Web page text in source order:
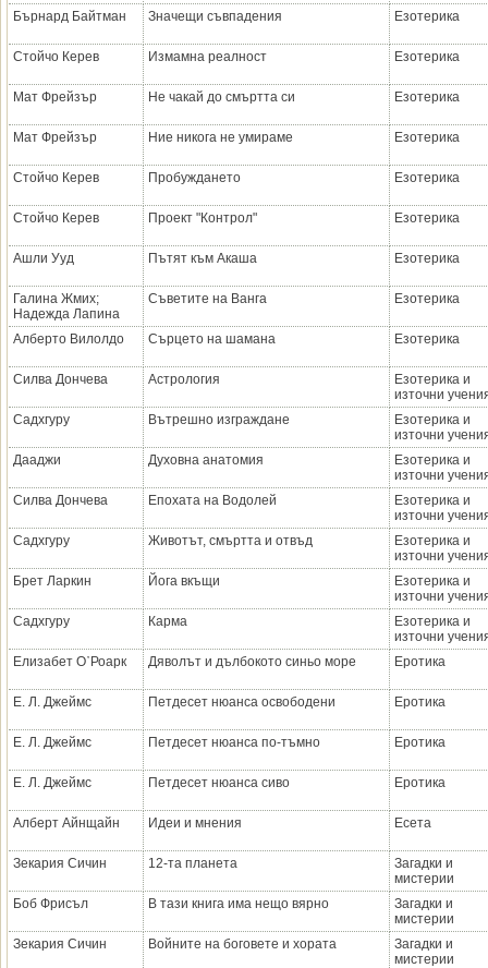
Бърнард Байтман Значещи съвпадения Езотерика
Стойчо Керев Измамна реалност Езотерика
Мат Фрейзър Не чакай до смъртта си Езотерика
Мат Фрейзър Ние никога не умираме Езотерика
Стойчо Керев Пробуждането Езотерика
Стойчо Керев Проект "Контрол" Езотерика
Ашли Ууд Пътят към Акаша Езотерика
Галина Жмих;
Надежда Лапина
Съветите на Ванга Езотерика
Алберто Вилолдо Сърцето на шамана Езотерика
Силва Дончева Астрология
Езотерика и
източни
Садхгуру
Вътрешно изграждане
Езотерика и
източни
Дааджи
Духовна анатомия
Езотерика и
източни
Силва Дончева
Епохата на Водолей
Езотерика и
източни
Садхгуру
Животът, смъртта и отвъд
Езотерика и
източни
Брет Ларкин
Йога вкъщи
Езотерика и
източни
Садхгуру
Карма
Езотерика и
източни
Елизабет О᾿Роарк
Дяволът и дълбокото синьо море Еротика
Е. Л. Джеймс Петдесет нюанса освободени Еротика
Е. Л. Джеймс Петдесет нюанса по-тъмно Еротика
Е. Л. Джеймс Петдесет нюанса сиво Еротика
Алберт Айнщайн Идеи и мнения Есета
Зекария Сичин 12-та планета
Загадки и
мистерии
Боб Фрисъл
В тази книга има нещо вярно
Загадки и
мистерии
Зекария Сичин
Войните на боговете и хората
Загадки и
мистерии